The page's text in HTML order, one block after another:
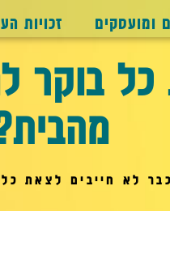
ומועסקים זכויות
כל
כבר לא חייבים לצאת